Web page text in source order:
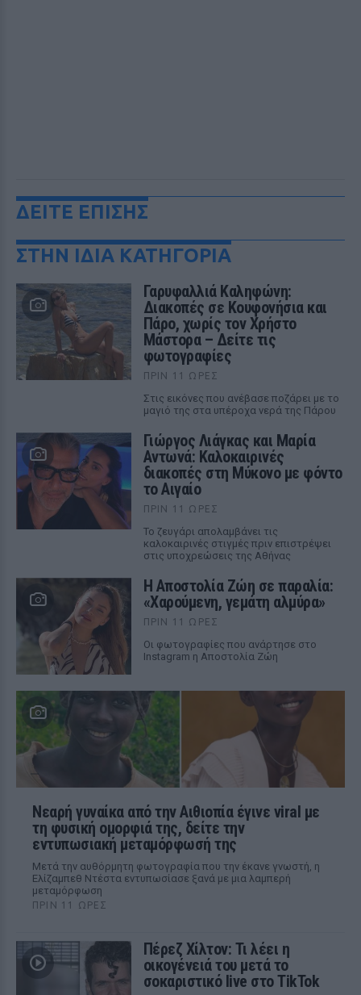
ΔΕΙΤΕ ΕΠΙΣΗΣ
ΣΤΗΝ ΙΔΙΑ ΚΑΤΗΓΟΡΙΑ
Γαρυφαλλιά Καληφώνη:
Διακοπές σε Κουφονήσια και
Πάρο, χωρίς τον Χρήστο
Μάστορα – Δείτε τις
φωτογραφίες
ΠΡΙΝ 11 ΏΡΕΣ
Στις εικόνες που ανέβασε ποζάρει με το
μαγιό της στα υπέροχα νερά της Πάρου
Γιώργος Λιάγκας και Μαρία
Αντωνά: Καλοκαιρινές
διακοπές στη Μύκονο με φόντο
το Αιγαίο
ΠΡΙΝ 11 ΏΡΕΣ
Το ζευγάρι απολαμβάνει τις
καλοκαιρινές στιγμές πριν επιστρέψει
στις υποχρεώσεις της Αθήνας
Η Αποστολία Ζώη σε παραλία:
«Χαρούμενη, γεμάτη αλμύρα»
ΠΡΙΝ 11 ΏΡΕΣ
Οι φωτογραφίες που ανάρτησε στο
Instagram η Αποστολία Ζώη
Νεαρή γυναίκα από την Αιθιοπία έγινε viral με
τη φυσική ομορφιά της, δείτε την
εντυπωσιακή μεταμόρφωσή της
Μετά την αυθόρμητη φωτογραφία που την έκανε γνωστή, η
Ελίζαμπεθ Ντέστα εντυπωσίασε ξανά με μια λαμπερή
μεταμόρφωση
ΠΡΙΝ 11 ΏΡΕΣ
Πέρεζ Χίλτον: Τι λέει η
οικογένειά του μετά το
σοκαριστικό live στο TikTok